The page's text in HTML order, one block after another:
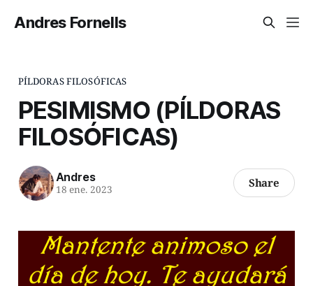
Andres Fornells
PÍLDORAS FILOSÓFICAS
PESIMISMO (PÍLDORAS
FILOSÓFICAS)
Andres
18 ene. 2023 Share